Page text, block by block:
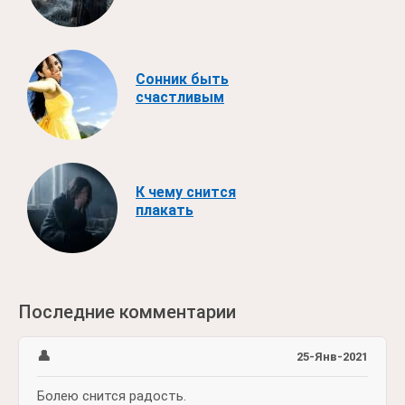
Сонник быть
счастливым
К чему снится
плакать
Последние комментарии
25-Янв-2021
👤
Болею снится радость.